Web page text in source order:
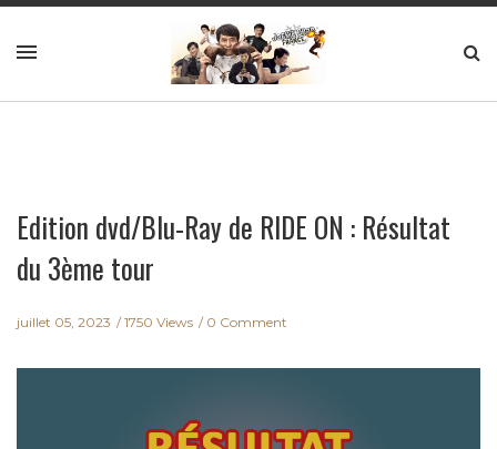
Edition dvd/Blu-Ray de RIDE ON : Résultat
du 3ème tour
juillet 05, 2023 1750 Views 0 Comment